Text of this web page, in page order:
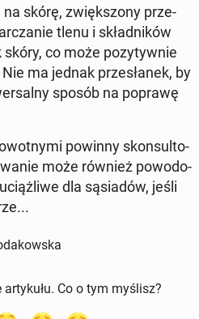
na skórę, zwięk­szo­ny prze­
tlenu i skład­ni­ków
co może po­zy­tyw­nie
ma jednak prze­sła­nek, by
sposób na poprawę
powinny skon­sul­to­
może również po­wo­do­
dla są­sia­dów, jeśli
Co o tym myślisz?